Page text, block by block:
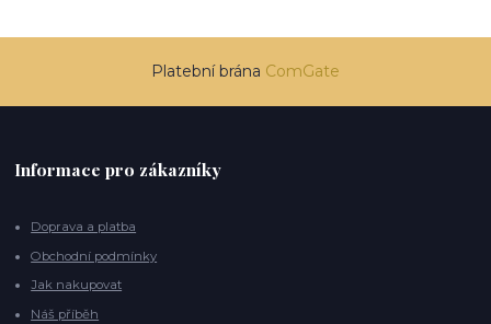
Platební brána ComGate
Informace pro zákazníky
Doprava a platba
Obchodní podmínky
Jak nakupovat
Náš příběh